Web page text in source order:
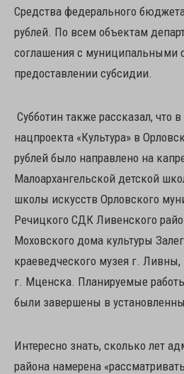
Средства федерального
рублей. По всем объектам
соглашения с муниципальными
предоставлении субсидии.
Субботин также рассказал, что
нацпроекта «Культура» в
рублей было направлено на
Малоархангельской детской
школы искусств Орловского
Речицкого СДК Ливенского
Моховского дома культуры
краеведческого музея г. Ливны,
г. Мценска. Планируемые
были завершены в
Интересно знать, сколько лет
района намерена